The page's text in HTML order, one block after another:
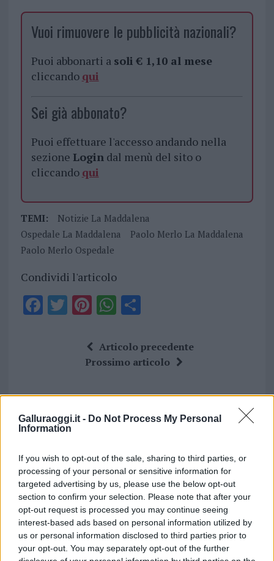
Galluraoggi.it - Do Not Process My Personal
Information
If you wish to opt-out of the sale, sharing to third parties, or
processing of your personal or sensitive information for
targeted advertising by us, please use the below opt-out
section to confirm your selection. Please note that after your
opt-out request is processed you may continue seeing
interest-based ads based on personal information utilized by
us or personal information disclosed to third parties prior to
your opt-out. You may separately opt-out of the further
Vuoi rimuovere le pubblicità nazionali?
Puoi abbonarti a soli € 1,10 al mese
cliccando qui
Sei già abbonato?
Puoi effettuare l'accesso andando nella
sezione Logindal menù del sito o
cliccando qui
TEMI:
Notizie La Maddalena
Ospedale La Maddalena
Paolo Merlo La Maddalena
Paolo Merlo Ospedale
Condividi l'articolo
F
o
k
T Pi
te
re
W
at
s
p
p
S
a
re
Articolo precedente
Prossimo articolo
NOTIZIE RECENTI
l’inaugurazione
Andrea Mura conquista Palau: grande
partecipazione per il suo racconto
Calangianus, allarme sul centro accoglienza